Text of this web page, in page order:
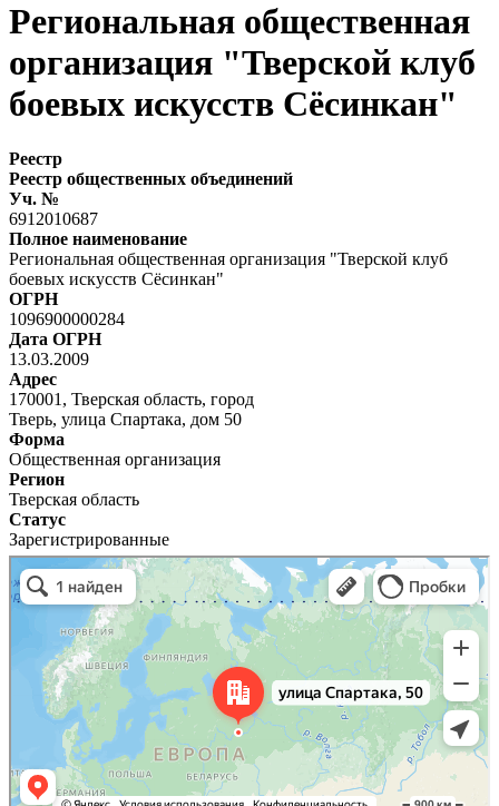
Региональная общественная
организация "Тверской клуб
боевых искусств Сёсинкан"
Реестр
Реестр общественных объединений
Уч. №
6912010687
Полное наименование
Региональная общественная организация "Тверской клуб
боевых искусств Сёсинкан"
ОГРН
1096900000284
Дата ОГРН
13.03.2009
Адрес
170001, Тверская область, город
Тверь, улица Спартака, дом 50
Форма
Общественная организация
Регион
Тверская область
Статус
Зарегистрированные